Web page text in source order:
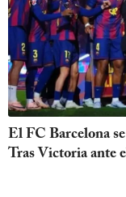
El FC Barcelona
Tras Victoria ante